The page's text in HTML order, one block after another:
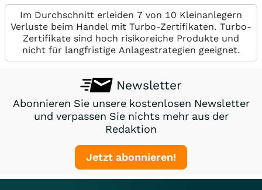
Im Durchschnitt erleiden 7 von 10 Kleinanlegern
Verluste beim Handel mit Turbo-Zertifikaten. Turbo-
Zertifikate sind hoch risikoreiche Produkte und
nicht für langfristige Anlagestrategien geeignet.
Newsletter
Abonnieren Sie unsere kostenlosen Newsletter
und verpassen Sie nichts mehr aus der
Redaktion
Jetzt abonnieren!